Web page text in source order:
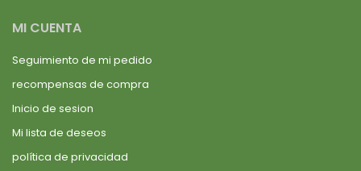
MI CUENTA
Seguimiento de mi pedido
recompensas de compra
Inicio de sesion
Mi lista de deseos
política de privacidad